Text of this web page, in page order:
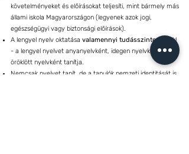
követelményeket és előírásokat teljesíti, mint bármely más
állami iskola Magyarországon (legyenek azok jogi,
egészségügyi vagy biztonsági előírások).
A lengyel nyelv oktatása valamennyi tudásszinten
zajlik!
- a lengyel nyelvet anyanyelvként, idegen nyelvként és
öröklött nyelvként tanítja.
Nemcsak nyelvet tanít, de a tanulók nemzeti identitását is